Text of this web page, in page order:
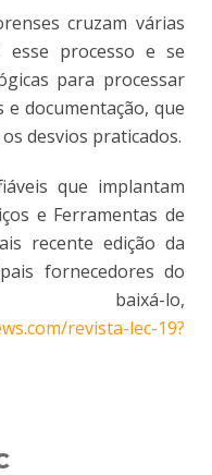
cruzam várias
esse processo e se
para processar
e documentação, que
desvios praticados.
que implantam
e Ferramentas de
recente edição da
fornecedores do
lo,
revista-lec-19?